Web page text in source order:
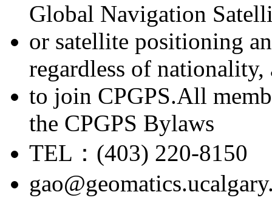
Global Navigation
or satellite positioning
regardless of nationality,
to join CPGPS.All
the CPGPS Bylaws
TEL：(403) 220-8150